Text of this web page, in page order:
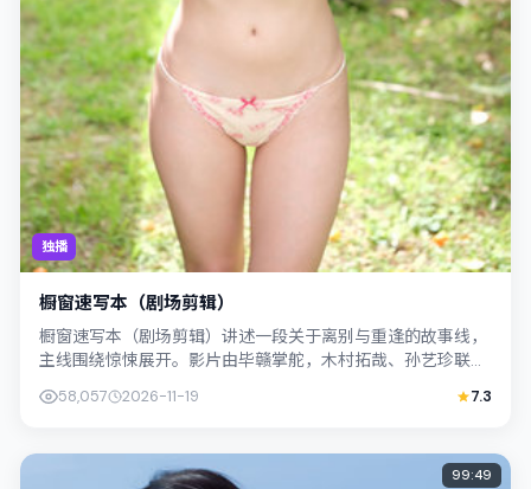
独播
橱窗速写本（剧场剪辑）
橱窗速写本（剧场剪辑）讲述一段关于离别与重逢的故事线，
主线围绕惊悚展开。影片由毕赣掌舵，木村拓哉、孙艺珍联合
58,057 2026-11-19 7.3
99:49